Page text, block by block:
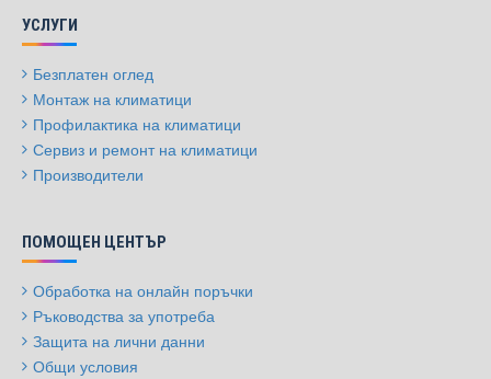
УСЛУГИ
Безплатен оглед
Монтаж на климатици
Профилактика на климатици
Сервиз и ремонт на климатици
Производители
ПОМОЩЕН ЦЕНТЪР
Обработка на онлайн поръчки
Ръководства за употреба
Защита на лични данни
Общи условия